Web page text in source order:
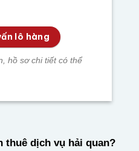
lô hàng
hồ sơ chi tiết có thể
thuê dịch vụ hải quan?